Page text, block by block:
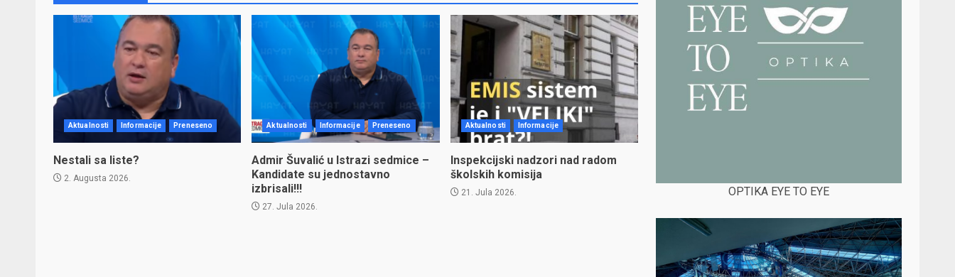
Aktualnosti Informacije Preneseno
Nestali sa liste?
2. Augusta 2026.
Aktualnosti Informacije Preneseno
Admir Šuvalić u Istrazi sedmice –
Kandidate su jednostavno
izbrisali!!!
27. Jula 2026.
Aktualnosti Informacije
Inspekcijski nadzori nad radom
školskih komisija
21. Jula 2026. OPTIKA EYE TO EYE